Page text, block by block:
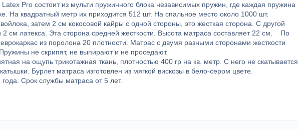
Pro состоит из мульти пружинного блока независимых пружин, где каждая пружина
На квадратный метр их приходится 512 шт. На спальное место около 1000 шт.
затем 2 см кокосовой кайры c одной стороны, это жесткая сторона. С другой
2 см латекса. Эта сторона средней жесткости. Высота матраса составляет 22 см. По
из поролона 20 плотности. Матрас с двумя разными сторонами жесткости
не скрипят, не выпирают и не проседают.
на ощупь трикотажная ткань, плотностью 400 гр на кв. метр. С него не скатывается
Бурлет матраса изготовлен из мягкой вискозы в бело-сером цвете.
Срок службы матраса от 5 лет.